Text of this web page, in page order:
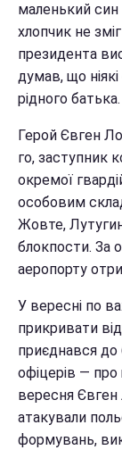
маленький син
хлопчик не
президента
думав, що
рідного батька.
Герой Євген
го, заступник
окремої
особовим
Жовте,
блокпости. За
аеропорту
У вересні по
прикривати
приєднався до
офіцерів —
вересня
атакували
формувань,